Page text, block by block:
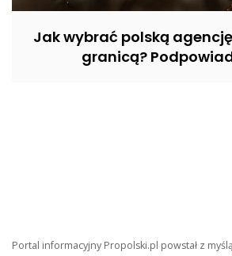
Jak wybrać polską
granicą?
Portal informacyjny Propolski.pl powstał z